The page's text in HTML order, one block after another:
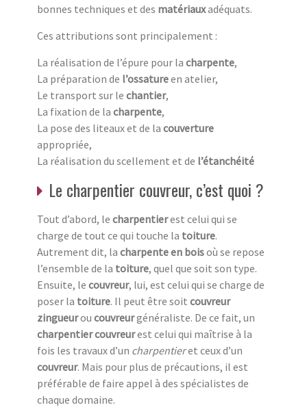
bonnes techniques et des matériauxadéquats.
Ces attributions sont principalement :
La réalisation de l’épure pour la charpente,
La préparation de l’ossatureen atelier,
Le transport sur le chantier,
La fixation de la charpente,
La pose des liteaux et de la couverture
appropriée,
La réalisation du scellement et de l’étanchéité
Le charpentier couvreur, c’est quoi ?
Tout d’abord, le charpentierest celui qui se
charge de tout ce qui touche la toiture.
Autrement dit, la charpente en boisoù se repose
l’ensemble de la toiture, quel que soit son type.
Ensuite, le couvreur, lui, est celui qui se charge de
poser la toiture. Il peut être soit couvreur
zingueurou couvreurgénéraliste. De ce fait, un
charpentier couvreurest celui qui maîtrise à la
fois les travaux d’un charpentieret ceux d’un
couvreur. Mais pour plus de précautions, il est
préférable de faire appel à des spécialistes de
chaque domaine.